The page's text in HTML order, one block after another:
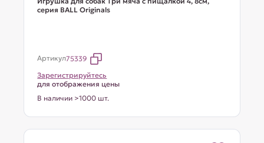
серия BALL Originals
Артикул75339
Зарегистрируйтесь
для отображения цены
В наличии >1000 шт.